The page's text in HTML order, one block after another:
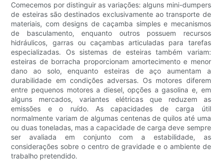
Comecemos por distinguir as variações: alguns mini-dumpers
de esteiras são destinados exclusivamente ao transporte de
materiais, com designs de caçamba simples e mecanismos
de basculamento, enquanto outros possuem recursos
hidráulicos, garras ou caçambas articuladas para tarefas
especializadas. Os sistemas de esteiras também variam:
esteiras de borracha proporcionam amortecimento e menor
dano ao solo, enquanto esteiras de aço aumentam a
durabilidade em condições adversas. Os motores diferem
entre pequenos motores a diesel, opções a gasolina e, em
alguns mercados, variantes elétricas que reduzem as
emissões e o ruído. As capacidades de carga útil
normalmente variam de algumas centenas de quilos até uma
ou duas toneladas, mas a capacidade de carga deve sempre
ser avaliada em conjunto com a estabilidade, as
considerações sobre o centro de gravidade e o ambiente de
trabalho pretendido.